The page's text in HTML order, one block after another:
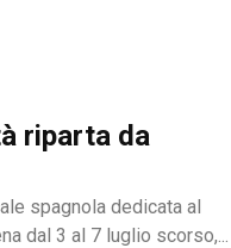
riparta da
spagnola dedicata al
dal 3 al 7 luglio scorso,...